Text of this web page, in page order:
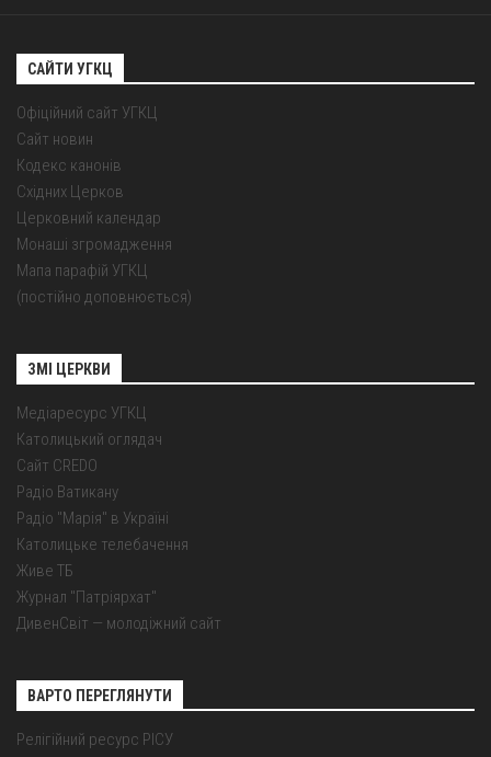
САЙТИ УГКЦ
Офіційний сайт УГКЦ
Сайт новин
Кодекс канонів
Східних Церков
Церковний календар
Монаші згромадження
Мапа парафій УГКЦ
(постійно доповнюється)
ЗМІ ЦЕРКВИ
Медіаресурс УГКЦ
Католицький оглядач
Сайт CREDO
Радіо Ватикану
Радіо "Марія" в Україні
Католицьке телебачення
Живе ТБ
Журнал "Патріярхат"
ДивенСвіт — молодіжний сайт
ВАРТО ПЕРЕГЛЯНУТИ
Релігійний ресурс РІСУ